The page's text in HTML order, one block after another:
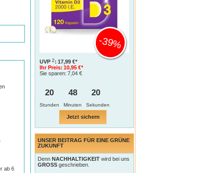
ab 6
UVP 2: 17,99 €*
Ihr Preis: 10,95 €*
Sie sparen: 7,04 €
-39%
20 48 19
Jetzt sichern
UNSER BEITRAG FÜR EINE GRÜNE
ZUKUNFT
Denn NACHHALTIGKEIT wird bei uns
GROSS geschrieben.